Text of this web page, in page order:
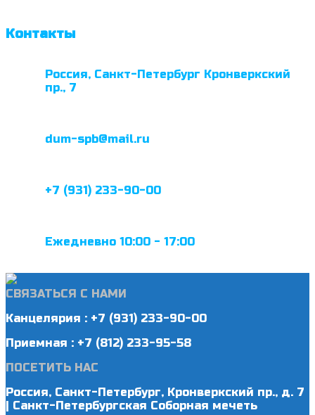
Контакты
Россия, Санкт-Петербург Кронверкский
пр., 7
dum-spb@mail.ru
+7 (931) 233-90-00
Ежедневно 10:00 - 17:00
СВЯЗАТЬСЯ С НАМИ
Канцелярия : +7 (931) 233-90-00
Приемная : +7 (812) 233-95-58
ПОСЕТИТЬ НАС
Россия, Санкт-Петербург, Кронверкский пр., д. 7
| Санкт-Петербургская Соборная мечеть